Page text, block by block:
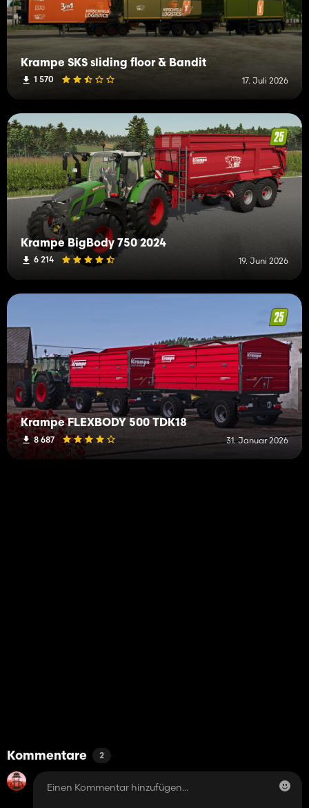
Krampe SKS sliding floor & Bandit
1 570 17. Juli 2026
Krampe BigBody 750 2024
6 214 19. Juni 2026
Krampe FLEXBODY 500 TDK18
8 687 31. Januar 2026
Kommentare 2